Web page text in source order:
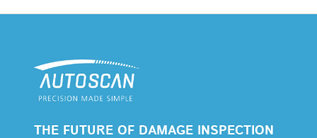
THE FUTURE OF DAMAGE INSPECTION